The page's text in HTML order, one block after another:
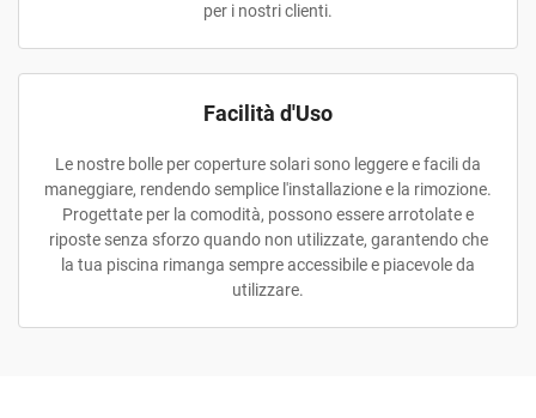
per i nostri clienti.
Facilità d'Uso
Le nostre bolle per coperture solari sono leggere e facili da
maneggiare, rendendo semplice l'installazione e la rimozione.
Progettate per la comodità, possono essere arrotolate e
riposte senza sforzo quando non utilizzate, garantendo che
la tua piscina rimanga sempre accessibile e piacevole da
utilizzare.